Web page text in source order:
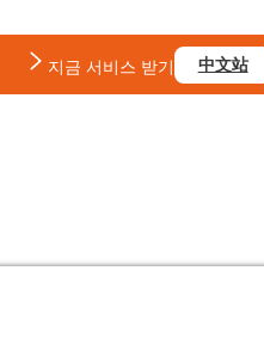
지금 서비스 받기
中文站